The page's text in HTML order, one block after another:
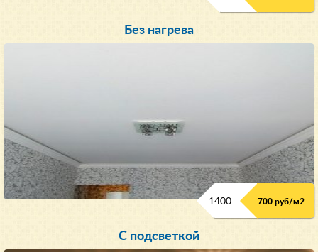
Без нагрева
1400 700 руб/м2
С подсветкой